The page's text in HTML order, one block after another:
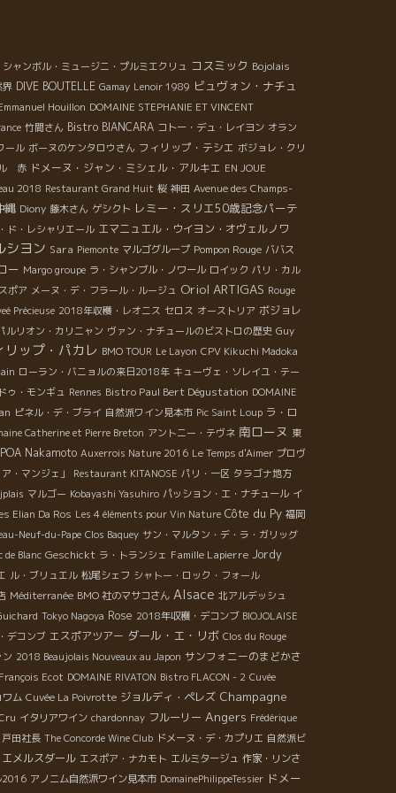
シャンボル・ミュージニ・プルミエクリュ コスミック Bojolais
界 DIVE BOUTELLE Gamay Lenoir 1989 ビュヴォン・ナチュ
Houillon DOMAINE STEPHANIE ET VINCENT
竹間さん Bistro BIANCARA コトー・デュ・レイヨン オラン
ール ボーヌのケンタロウさん フィリップ・テシエ ボジョレ・クリ
ル 赤 ドメーヌ・ジャン・ミシェル・アルキエ EN JOUE
2018 Restaurant Grand Huit 桜 神田 Avenue des Champs-
縄 Diony 藤木さん ゲシクト レミー・スリエ50歳記念パーテ
ド・レシャリエール エマニュエル・ウイヨン・オヴェルノワ
シヨン Sara Piemonte マルゴグループ Pompon Rouge ババス
ー Margo groupe ラ・シャンブル・ノワール ロイック パリ・カル
ポア メーヌ・デ・フラール・ルージュ Oriol ARTIGAS Rouge
Précieuse 2018年収穫・レオニス セロス オーストリア ボジョレ
ルリオン・カリニャン ヴァン・ナチュールのビストロの歴史 Guy
リップ・パカレ BMO TOUR Le Layon CPV Kikuchi Madoka
ローラン・バニョルの来日2018年 キューヴェ・ソレイユ・テー
ゥ・モンギュ Rennes Bistro Paul Bert Dégustation DOMAINE
ピネル・デ・ブライ 自然派ワイン見本市 Pic Saint Loup ラ・ロ
Catherine et Pierre Breton アントニー・テヴネ 南ローヌ 東
Nakamoto Auxerrois Nature 2016 Le Temps d'Aimer プロヴ
・マンジェ」 Restaurant KITANOSE パリ・一区 タラゴナ地方
マルゴー Kobayashi Yasuhiro パッション・エ・ナチュール イ
Elian Da Ros Les 4 éléments pour Vin Nature Côte du Py 福岡
Neuf-du-Pape Clos Baquey サン・マルタン・デ・ラ・ガリッグ
de Blanc Geschickt ラ・トランシェ Famille Lapierre Jordy
ル・ブリュエル 松尾シェフ シャトー・ロック・フォール
Méditerranée BMO 社のマサコさん Alsace 北アルデッシュ
Tokyo Nagoya Rose 2018年収穫・デコンブ BIOJOLAISE
デコンブ エスポアツアー ダール・エ・リボ Clos du Rouge
2018 Beaujolais Nouveaux au Japon サンフォニーのまどかさ
François Ecot DOMAINE RIVATON Bistro FLACON - 2 Cuvée
ワム Cuvée La Poivrotte ジョルディ・ペレズ Champagne
イタリアワイン chardonnay フルーリー Angers Frédérique
戸田社長 The Concorde Wine Club ドメーヌ・デ・カプリエ 自然派ビ
メルスダール エスポア・ナカモト エルミタージュ 作家・リンさ
2016 アノニム自然派ワイン見本市 DomainePhilippeTessier ドメー